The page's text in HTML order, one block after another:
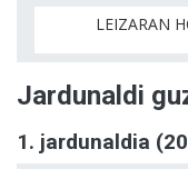
LEIZARAN
Jardunaldi
1. jardunaldia